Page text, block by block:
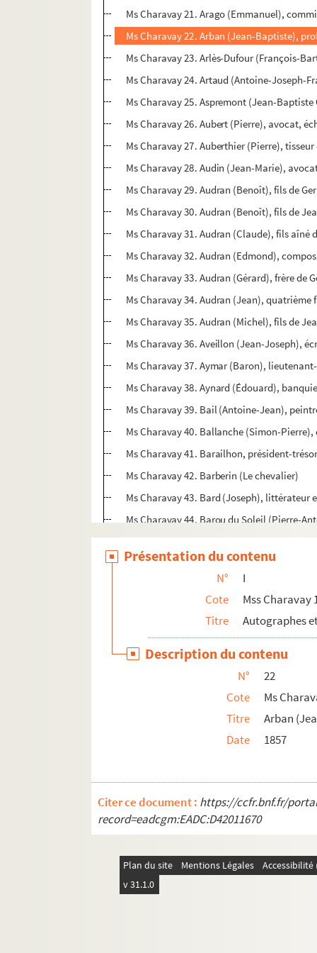
Ms Charavay 21. Arago (Emmanuel),
Ms Charavay 22. Arban (Jean-Baptiste),
Ms Charavay 23. Arlès-Dufour (François-
Ms Charavay 24. Artaud (Antoine-Joseph-
Ms Charavay 25. Aspremont (Jean-
Ms Charavay 26. Aubert (Pierre), avocat,
Ms Charavay 27. Auberthier (Pierre),
Ms Charavay 28. Audin (Jean-Marie),
Ms Charavay 29. Audran (Benoît), fils de
Ms Charavay 30. Audran (Benoît), fils de
Ms Charavay 31. Audran (Claude), fils
Ms Charavay 32. Audran (Edmond),
Ms Charavay 33. Audran (Gérard), frère de
Ms Charavay 34. Audran (Jean),
Ms Charavay 35. Audran (Michel), fils de
Ms Charavay 36. Aveillon (Jean-Joseph),
Ms Charavay 37. Aymar (Baron),
Ms Charavay 38. Aynard (Édouard),
Ms Charavay 39. Bail (Antoine-Jean),
Ms Charavay 40. Ballanche (Simon-
Ms Charavay 41. Barailhon, président-
Ms Charavay 42. Barberin (Le chevalier)
Ms Charavay 43. Bard (Joseph), littérateur
Ms Charavay 44. Barou du Soleil (Pierre-
Ms Charavay 45. Barrême (François),
Ms Charavay 46. Barrillot (François),
Ms Charavay 47. Bastard d'Estang
Ms Charavay 48. Baudrier, greffier de
Ms Charavay 49. Baudrier (Henri-Louis),
Ms Charavay 50. Baumès (Pierre-Prosper-
Ms Charavay 51. Beaumont, baron des
Ms Charavay 52. Beaurains (Louis de),
Ms Charavay 53. Beauvarlet-Charpentier
Ms Charavay 54. Bellièvre (Nicolas de),
Ms Charavay 56. Bellièvre (Pomponne II
Ms Charavay 57. Bellin (Gaspard), juge
Ms Charavay 58. Bénevent, maire de
Ms Charavay 60. Béraud, de l'ordre de Malte
Ms Charavay 61. Béraud (César), commis
Présentation du contenu
N°
I
Cote
Mss Charavay
Titre
Autographes
Description du contenu
N°
22
Cote
Ms
Titre
Arban
Date
1857
Citer ce document : https://ccfr.bnf.fr/
record=eadcgm:EADC:D42011670
Plan du site Mentions Légales
v 31.1.0